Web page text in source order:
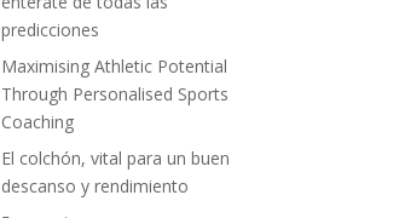
predicciones
Maximising Athletic Potential
Through Personalised Sports
Coaching
El colchón, vital para un buen
descanso y rendimiento